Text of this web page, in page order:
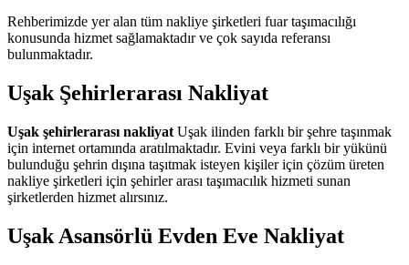
Rehberimizde yer alan tüm nakliye şirketleri fuar taşımacılığı
konusunda hizmet sağlamaktadır ve çok sayıda referansı
bulunmaktadır.
Uşak Şehirlerarası Nakliyat
Uşak şehirlerarası nakliyat Uşak ilinden farklı bir şehre taşınmak
için internet ortamında aratılmaktadır. Evini veya farklı bir yükünü
bulunduğu şehrin dışına taşıtmak isteyen kişiler için çözüm üreten
nakliye şirketleri için şehirler arası taşımacılık hizmeti sunan
şirketlerden hizmet alırsınız.
Uşak Asansörlü Evden Eve Nakliyat